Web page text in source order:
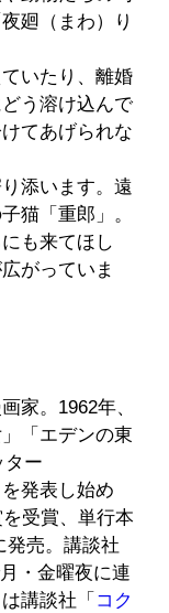
廻（まわ）り
いたり、離婚
う溶け込んで
てあげられな
添います。遠
猫「重郎」。
も来てほし
がっていま
家。1962年、
「エデンの東
ター
発表し始め
受賞、単行本
発売。講談社
・金曜夜に連
講談社「 コク